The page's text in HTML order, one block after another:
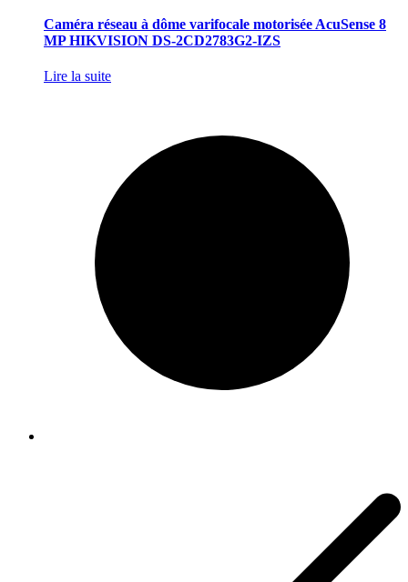
Caméra réseau à dôme varifocale motorisée AcuSense 8
MP HIKVISION DS-2CD2783G2-IZS
Lire la suite